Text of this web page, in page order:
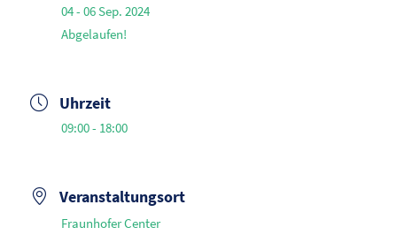
04 - 06 Sep. 2024
Abgelaufen!
Uhrzeit
09:00 - 18:00
Veranstaltungsort
Fraunhofer Center